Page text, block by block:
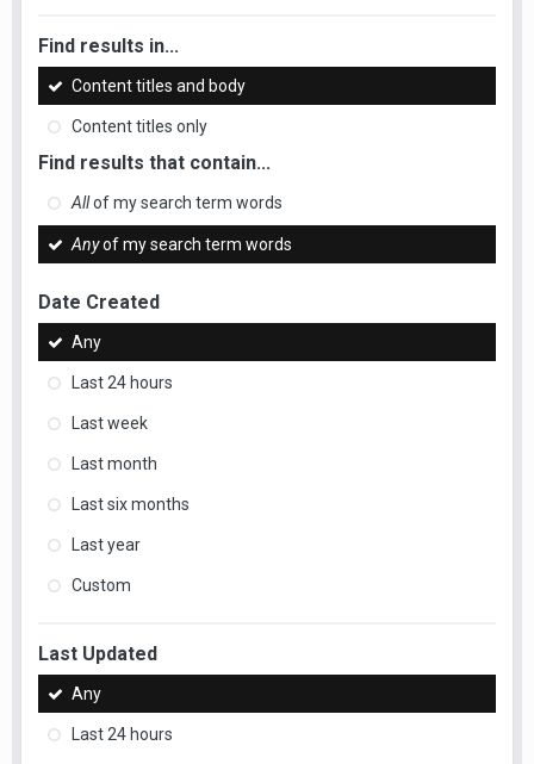
Find results in...
Content titles and body
Content titles only
Find results that contain...
Allof my search term words
Anyof my search term words
Date Created
Any
Last 24 hours
Last week
Last month
Last six months
Last year
Custom
Last Updated
Any
Last 24 hours